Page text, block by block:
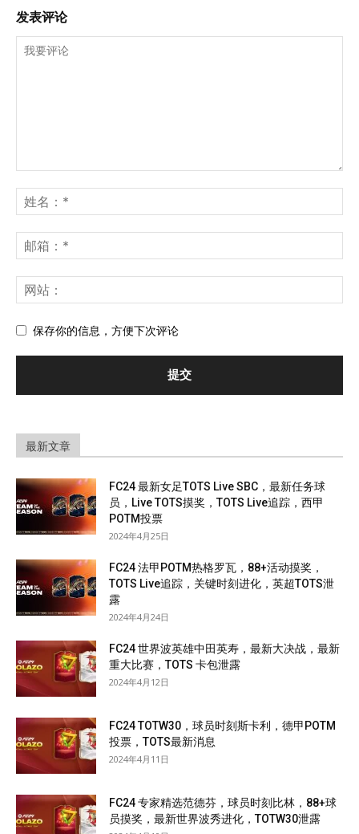
发表评论
保存你的信息，方便下次评论
最新文章
FC24 最新女足TOTS Live SBC，最新任务球
员，Live TOTS摸奖，TOTS Live追踪，西甲
POTM投票
2024年4月25日
FC24 法甲POTM热格罗瓦，88+活动摸奖，
TOTS Live追踪，关键时刻进化，英超TOTS泄
露
2024年4月24日
FC24 世界波英雄中田英寿，最新大决战，最新
重大比赛，TOTS 卡包泄露
2024年4月12日
FC24 TOTW30，球员时刻斯卡利，德甲POTM
投票，TOTS最新消息
2024年4月11日
FC24 专家精选范德芬，球员时刻比林，88+球
员摸奖，最新世界波秀进化，TOTW30泄露